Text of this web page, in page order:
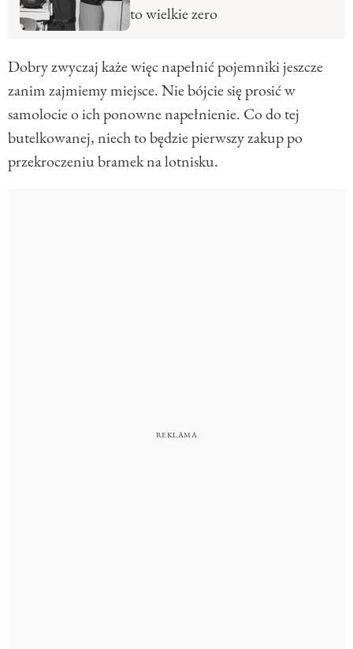
to wielkie zero
Dobry zwyczaj każe więc napełnić pojemniki jeszcze
zanim zajmiemy miejsce. Nie bójcie się prosić w
samolocie o ich ponowne napełnienie. Co do tej
butelkowanej, niech to będzie pierwszy zakup po
przekroczeniu bramek na lotnisku.